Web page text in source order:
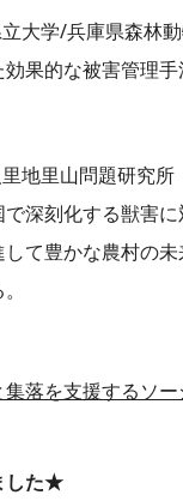
大学/兵庫県森林
果的な被害管理手
地里山問題研究所
深刻化する獣害に
て豊かな農村の未
落を支援するソ
した★